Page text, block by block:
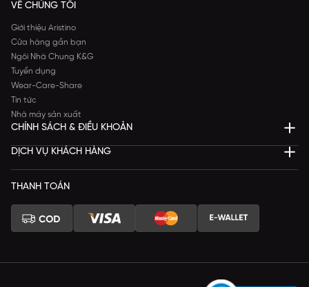
VỀ CHÚNG TÔI
Giới thiệu Aristino
Cửa hàng gần bạn
Ngôi Nhà Chung K&G
Tuyển dụng
Wear-Care-Share
Tin tức
Nhà máy sản xuất
CHÍNH SÁCH & ĐIỀU KHOẢN
DỊCH VỤ KHÁCH HÀNG
THANH TOÁN